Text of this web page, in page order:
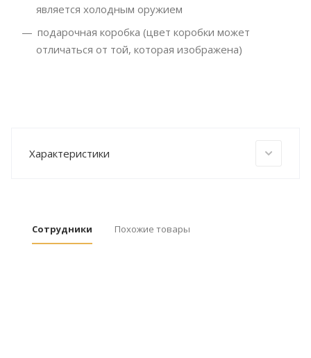
является холодным оружием
подарочная коробка (цвет коробки может
отличаться от той, которая изображена)
Характеристики
Сотрудники Похожие товары